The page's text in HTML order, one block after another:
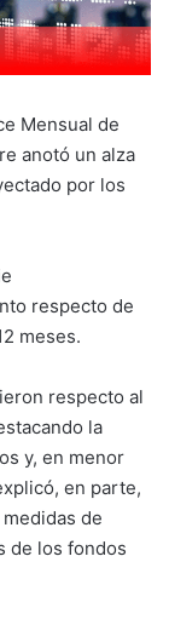
Mensual de
anotó un alza
por los
respecto de
meses.
respecto al
la
y, en menor
en parte,
de
de los fondos